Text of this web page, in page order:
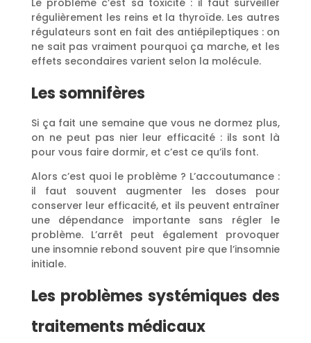
Le problème c’est sa toxicité : il faut surveiller
régulièrement les reins et la thyroïde. Les autres
régulateurs sont en fait des antiépileptiques : on
ne sait pas vraiment pourquoi ça marche, et les
effets secondaires varient selon la molécule.
Les somnifères
Si ça fait une semaine que vous ne dormez plus,
on ne peut pas nier leur efficacité : ils sont là
pour vous faire dormir, et c’est ce qu’ils font.
Alors c’est quoi le problème ? L’accoutumance :
il faut souvent augmenter les doses pour
conserver leur efficacité, et ils peuvent entraîner
une dépendance importante sans régler le
problème. L’arrêt peut également provoquer
une insomnie rebond souvent pire que l’insomnie
initiale.
Les problèmes systémiques des
traitements médicaux